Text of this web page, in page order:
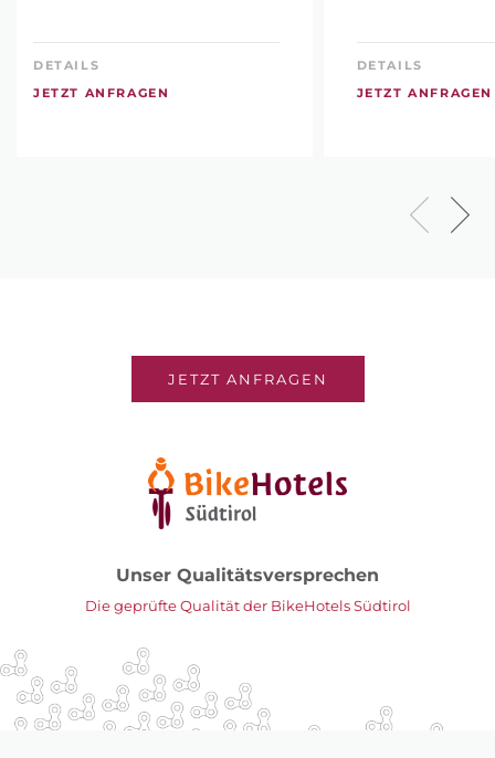
DETAILS
JETZT ANFRAGEN
DETAILS
JETZT ANFRAGEN
JETZT ANFRAGEN
Unser Qualitätsversprechen
Die geprüfte Qualität der BikeHotels Südtirol